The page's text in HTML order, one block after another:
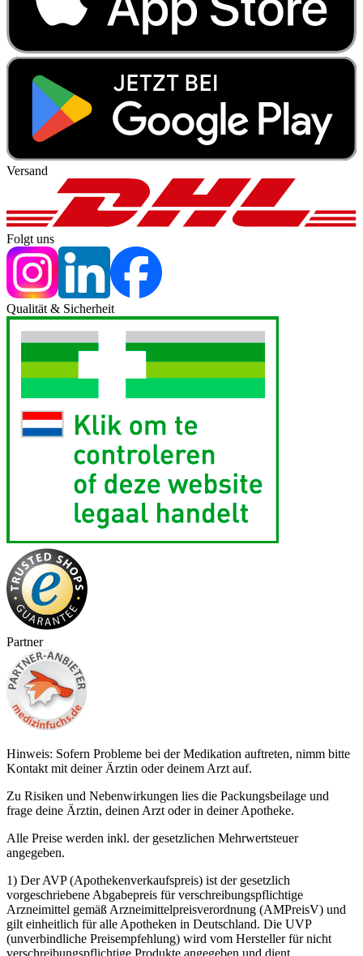
Versand
Folgt uns
Qualität & Sicherheit
Partner
Hinweis: Sofern Probleme bei der Medikation auftreten, nimm bitte
Kontakt mit deiner Ärztin oder deinem Arzt auf.
Zu Risiken und Nebenwirkungen lies die Packungsbeilage und
frage deine Ärztin, deinen Arzt oder in deiner Apotheke.
Alle Preise werden inkl. der gesetzlichen Mehrwertsteuer
angegeben.
1) Der AVP (Apothekenverkaufspreis) ist der gesetzlich
vorgeschriebene Abgabepreis für verschreibungspflichtige
Arzneimittel gemäß Arzneimittelpreisverordnung (AMPreisV) und
gilt einheitlich für alle Apotheken in Deutschland. Die UVP
(unverbindliche Preisempfehlung) wird vom Hersteller für nicht